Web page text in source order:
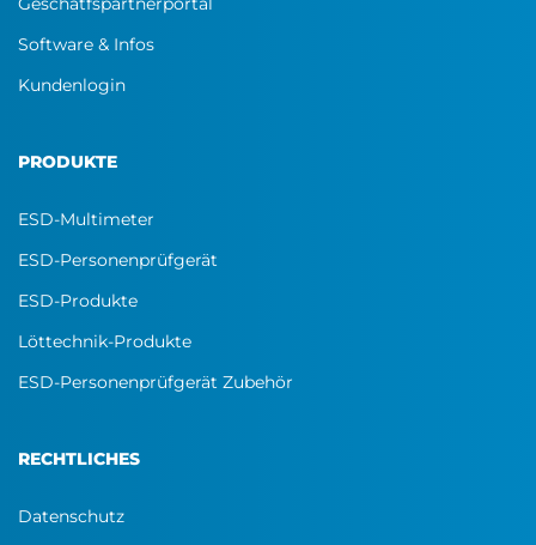
Software & Infos
Kundenlogin
PRODUKTE
ESD-Multimeter
ESD-Personenprüfgerät
ESD-Produkte
Löttechnik-Produkte
ESD-Personenprüfgerät Zubehör
RECHTLICHES
Datenschutz